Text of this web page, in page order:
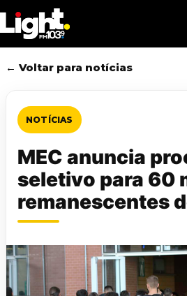
to
main
content
← Voltar para notícias
NOTÍCIAS
MEC anuncia
seletivo para 60
remanescentes